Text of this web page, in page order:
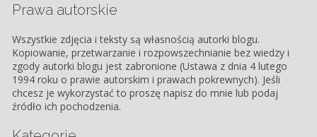
Prawa autorskie
Wszystkie zdjęcia i teksty są własnością autorki blogu.
Kopiowanie, przetwarzanie i rozpowszechnianie bez wiedzy i
zgody autorki blogu jest zabronione (Ustawa z dnia 4 lutego
1994 roku o prawie autorskim i prawach pokrewnych). Jeśli
chcesz je wykorzystać to proszę napisz do mnie lub podaj
źródło ich pochodzenia.